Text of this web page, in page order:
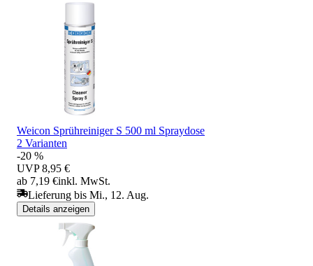
Weicon Sprühreiniger S 500 ml Spraydose
2 Varianten
-20 %
UVP 8,95 €
ab 7,19 €inkl. MwSt.
Lieferung bis Mi., 12. Aug.
Details anzeigen